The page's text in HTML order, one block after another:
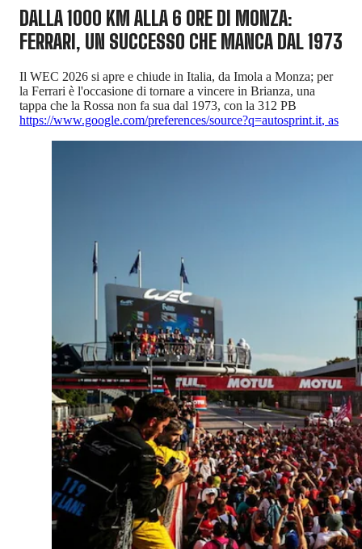
DALLA 1000 KM ALLA 6 ORE DI MONZA:
FERRARI, UN SUCCESSO CHE MANCA DAL 1973
Il WEC 2026 si apre e chiude in Italia, da Imola a Monza; per
la Ferrari è l'occasione di tornare a vincere in Brianza, una
tappa che la Rossa non fa sua dal 1973, con la 312 PB
https://www.google.com/preferences/source?q=autosprint.it, as